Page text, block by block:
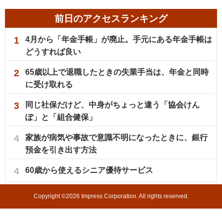
前日のアクセスランキング
1
4月から「年金手帳」が廃止。手元にある年金手帳は
どうすれば良い
2
65歳以上で退職したときの失業手当は、年金と同時
に受け取れる
3
同じ社保だけど、中身がちょっと違う「協会けん
ぽ」と「組合健保」
4
家族が病気や事故で意識不明になったときに、銀行
預金を引き出す方法
4 60歳から使えるシニア優待サービス
Copyright ©2026 Impress Corporation. All rights reserved.